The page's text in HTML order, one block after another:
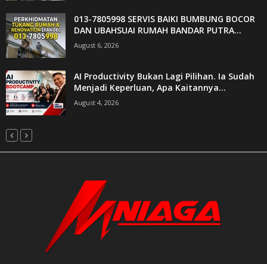
013-7805998 SERVIS BAIKI BUMBUNG BOCOR
DAN UBAHSUAI RUMAH BANDAR PUTRA...
August 6, 2026
AI Productivity Bukan Lagi Pilihan. Ia Sudah
Menjadi Keperluan, Apa Kaitannya...
August 4, 2026